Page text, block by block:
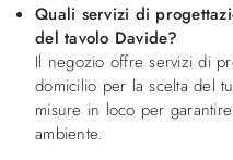
Quali servizi di
del tavolo Davide?
Il negozio offre servizi di
domicilio per la scelta del
misure in loco per
ambiente.